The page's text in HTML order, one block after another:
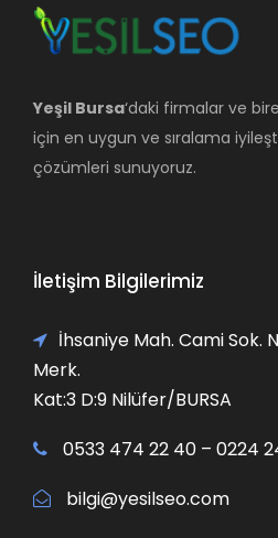
Yeşil Bursa‘daki firmalar ve
için en uygun ve sıralama
çözümleri sunuyoruz.
İletişim Bilgilerimiz
İhsaniye Mah. Cami Sok.
Merk.
Kat:3 D:9 Nilüfer/BURSA
0533 474 22 40 – 0224
bilgi@yesilseo.com